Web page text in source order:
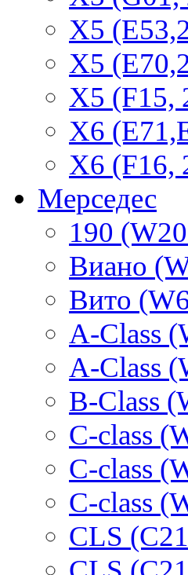
X5
X5
X5 (F15,
X6
X6 (F16,
Мерседес
190
Виано
Вито
A-Class
A-Class
B-Class
C-class
C-class
C-class
CLS